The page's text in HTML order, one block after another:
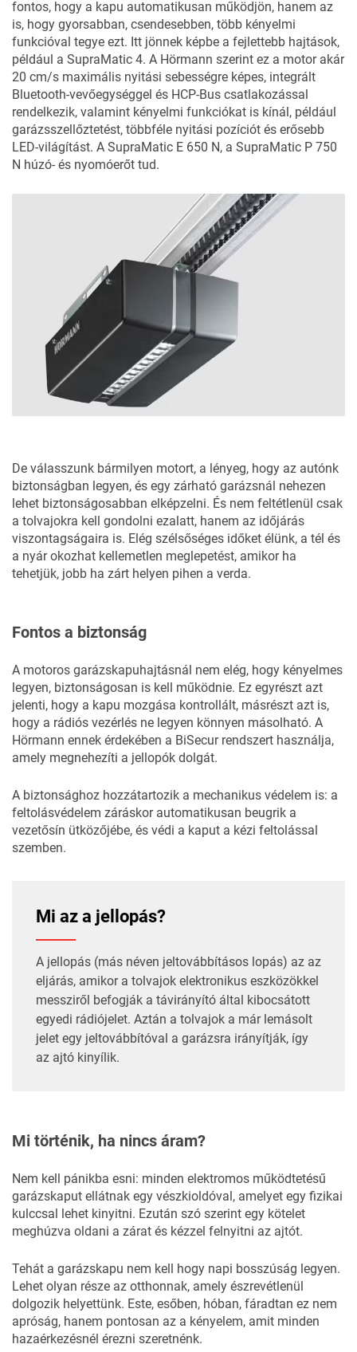
fontos, hogy a kapu automatikusan működjön, hanem az
is, hogy gyorsabban, csendesebben, több kényelmi
funkcióval tegye ezt. Itt jönnek képbe a fejlettebb hajtások,
például a SupraMatic 4. A Hörmann szerint ez a motor akár
20 cm/s maximális nyitási sebességre képes, integrált
Bluetooth-vevőegységgel és HCP-Bus csatlakozással
rendelkezik, valamint kényelmi funkciókat is kínál, például
garázsszellőztetést, többféle nyitási pozíciót és erősebb
LED-világítást. A SupraMatic E 650 N, a SupraMatic P 750
N húzó- és nyomóerőt tud.
De válasszunk bármilyen motort, a lényeg, hogy az autónk
biztonságban legyen, és egy zárható garázsnál nehezen
lehet biztonságosabban elképzelni. És nem feltétlenül csak
a tolvajokra kell gondolni ezalatt, hanem az időjárás
viszontagságaira is. Elég szélsőséges időket élünk, a tél és
a nyár okozhat kellemetlen meglepetést, amikor ha
tehetjük, jobb ha zárt helyen pihen a verda.
Fontos a biztonság
A motoros garázskapuhajtásnál nem elég, hogy kényelmes
legyen, biztonságosan is kell működnie. Ez egyrészt azt
jelenti, hogy a kapu mozgása kontrollált, másrészt azt is,
hogy a rádiós vezérlés ne legyen könnyen másolható. A
Hörmann ennek érdekében a BiSecur rendszert használja,
amely megnehezíti a jellopók dolgát.
A biztonsághoz hozzátartozik a mechanikus védelem is: a
feltolásvédelem záráskor automatikusan beugrik a
vezetősín ütközőjébe, és védi a kaput a kézi feltolással
szemben.
Mi az a jellopás?
A jellopás (más néven jeltovábbításos lopás) az az
eljárás, amikor a tolvajok elektronikus eszközökkel
messziről befogják a távirányító által kibocsátott
egyedi rádiójelet. Aztán a tolvajok a már lemásolt
jelet egy jeltovábbítóval a garázsra irányítják, így
az ajtó kinyílik.
Mi történik, ha nincs áram?
Nem kell pánikba esni: minden elektromos működtetésű
garázskaput ellátnak egy vészkioldóval, amelyet egy fizikai
kulccsal lehet kinyitni. Ezután szó szerint egy kötelet
meghúzva oldani a zárat és kézzel felnyitni az ajtót.
Tehát a garázskapu nem kell hogy napi bosszúság legyen.
Lehet olyan része az otthonnak, amely észrevétlenül
dolgozik helyettünk. Este, esőben, hóban, fáradtan ez nem
apróság, hanem pontosan az a kényelem, amit minden
hazaérkezésnél érezni szeretnénk.